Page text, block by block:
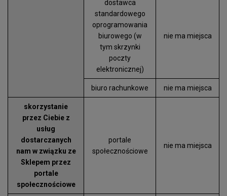
dostawca
standardowego
oprogramowania
biurowego (w
tym skrzynki
poczty
elektronicznej)
nie ma miejsca
biuro rachunkowe nie ma miejsca
skorzystanie
przez Ciebie z
usług
dostarczanych
nam w związku ze
Sklepem przez
portale
społecznościowe
portale
społecznościowe
nie ma miejsca